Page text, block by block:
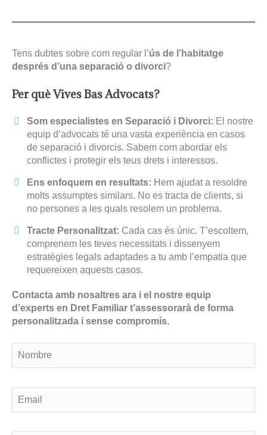
Tens dubtes sobre com regular l’ús de l’habitatge
després d’una separació o divorci?
Per què Vives Bas Advocats?
Som especialistes en Separació i Divorci: El nostre
equip d’advocats té una vasta experiència en casos
de separació i divorcis. Sabem com abordar els
conflictes i protegir els teus drets i interessos.
Ens enfoquem en resultats: Hem ajudat a resoldre
molts assumptes similars. No es tracta de clients, si
no persones a les quals resolem un problema.
Tracte Personalitzat: Cada cas és únic. T’escoltem,
comprenem les teves necessitats i dissenyem
estratègies legals adaptades a tu amb l’empatia que
requereixen aquests casos.
Contacta amb nosaltres ara i el nostre equip
d’experts en Dret Familiar t’assessorarà de forma
personalitzada i sense compromís.